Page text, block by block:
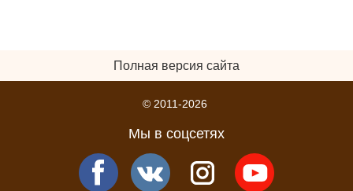
Полная версия сайта
© 2011-2026
Мы в соцсетях